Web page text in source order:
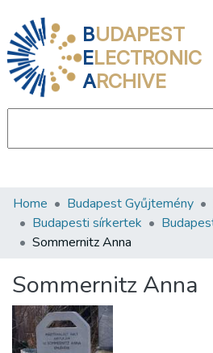
BUDAPEST
ELECTRONIC
ARCHIVE
Communities & Collections
All of DSpace
About us
Home Budapest Gyűjtemény
Budapesti sírkertek
Sommernitz Anna
Sommernitz Anna